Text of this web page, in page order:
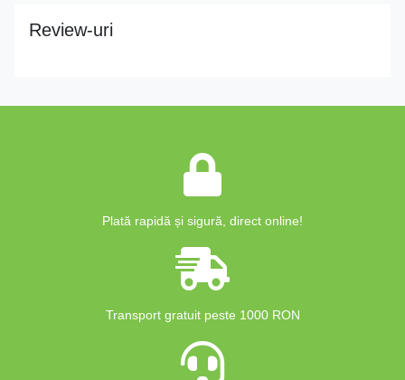
Review-uri
Plată rapidă și sigură, direct online!
Transport gratuit peste 1000 RON